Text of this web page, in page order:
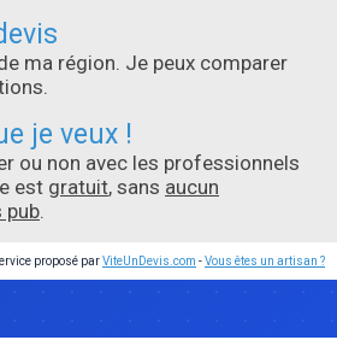
ma région. Je peux comparer
je veux !
ou non avec les professionnels
est gratuit, sans aucun
pub.
proposé parViteUnDevis.com -Vous êtes un artisan ?